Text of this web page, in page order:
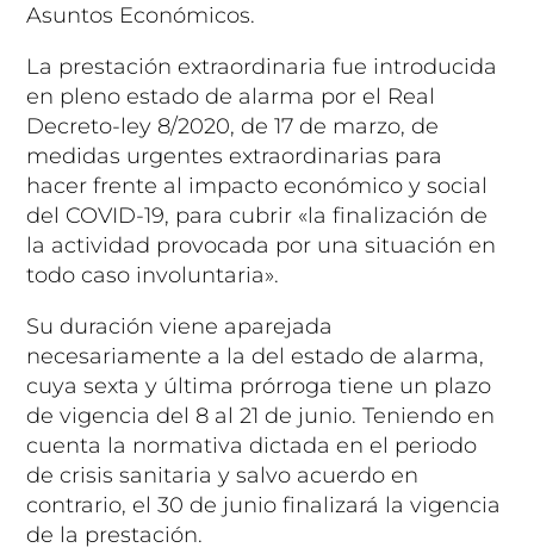
Asuntos Económicos.
La prestación extraordinaria fue introducida
en pleno estado de alarma por el Real
Decreto-ley 8/2020, de 17 de marzo, de
medidas urgentes extraordinarias para
hacer frente al impacto económico y social
del COVID-19, para cubrir «la finalización de
la actividad provocada por una situación en
todo caso involuntaria».
Su duración viene aparejada
necesariamente a la del estado de alarma,
cuya sexta y última prórroga tiene un plazo
de vigencia del 8 al 21 de junio. Teniendo en
cuenta la normativa dictada en el periodo
de crisis sanitaria y salvo acuerdo en
contrario, el 30 de junio finalizará la vigencia
de la prestación.